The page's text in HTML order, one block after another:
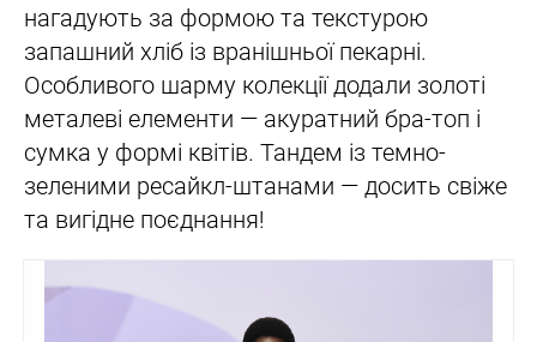
нагадують за формою та текстурою
запашний хліб із вранішньої пекарні.
Особливого шарму колекції додали золоті
металеві елементи — акуратний бра-топ і
сумка у формі квітів. Тандем із темно-
зеленими ресайкл-штанами — досить свіже
та вигідне поєднання!